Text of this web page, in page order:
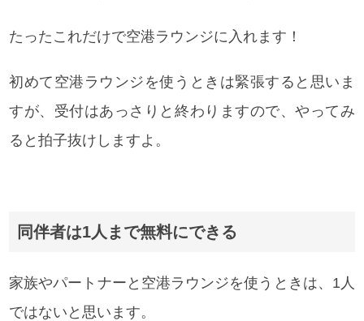
たったこれだけで空港ラウンジに入れます！
初めて空港ラウンジを使うときは緊張すると思いま
すが、受付はあっさりと終わりますので、やってみ
ると拍子抜けしますよ。
同伴者は1人まで無料にできる
家族やパートナーと空港ラウンジを使うときは、1人
ではないと思います。